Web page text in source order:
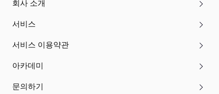
회사 소개
서비스
서비스 이용약관
아카데미
문의하기